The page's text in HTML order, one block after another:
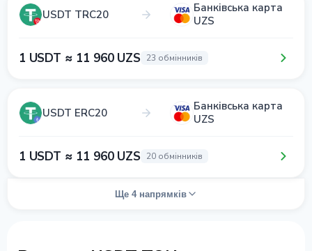
USDT TRC20
Банківська карта
UZS
1 USDT ≈ 11 960 UZS 23 обмінників
USDT ERC20
Банківська карта
UZS
1 USDT ≈ 11 960 UZS 20 обмінників
Ще 4 напрямків